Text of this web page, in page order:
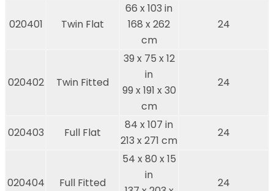
020401 Twin Flat
66 x 103 in
168 x 262
cm
24
020402 Twin Fitted
39 x 75 x 12
in
99 x 191 x 30
cm
24
020403 Full Flat
84 x 107 in
213 x 271 cm
24
020404 Full Fitted
54 x 80 x 15
in
24